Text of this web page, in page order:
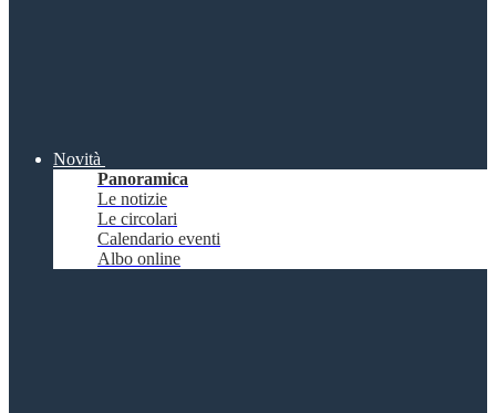
Novità
Panoramica
Le notizie
Le circolari
Calendario eventi
Albo online